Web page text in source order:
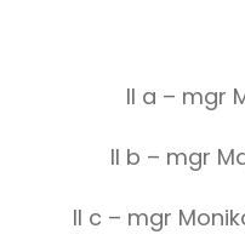
II a – mgr
II b – mgr
II c – mgr